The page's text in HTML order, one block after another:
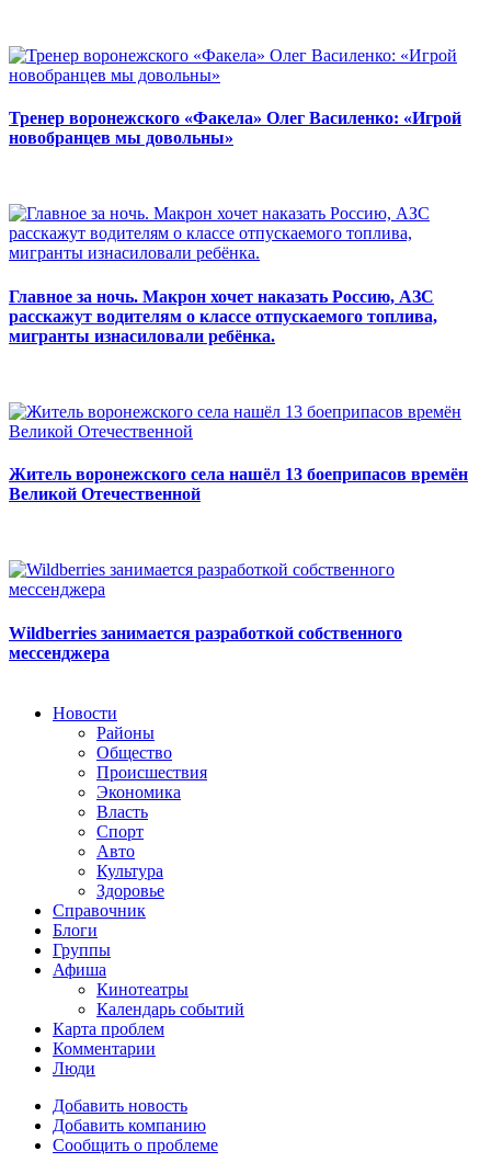
Тренер воронежского «Факела» Олег Василенко: «Игрой
новобранцев мы довольны»
Главное за ночь. Макрон хочет наказать Россию, АЗС
расскажут водителям о классе отпускаемого топлива,
мигранты изнасиловали ребёнка.
Житель воронежского села нашёл 13 боеприпасов времён
Великой Отечественной
Wildberries занимается разработкой собственного
мессенджера
Новости
Районы
Общество
Происшествия
Экономика
Власть
Спорт
Авто
Культура
Здоровье
Справочник
Блоги
Группы
Афиша
Кинотеатры
Календарь событий
Карта проблем
Комментарии
Люди
Добавить новость
Добавить компанию
Сообщить о проблеме